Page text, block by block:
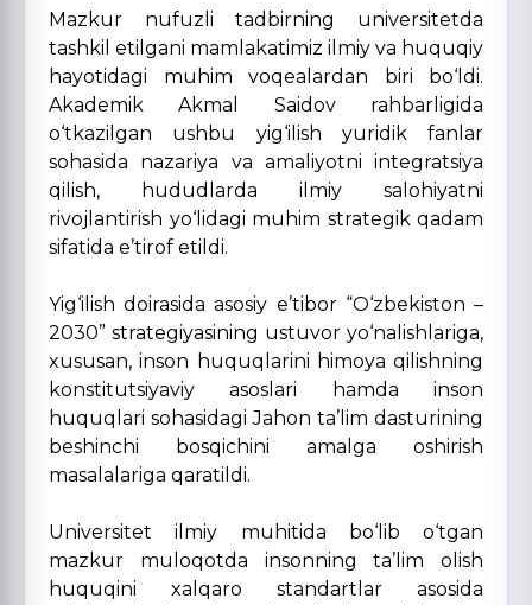
Mazkur nufuzli tadbirning universitetda
tashkil etilgani mamlakatimiz ilmiy va huquqiy
hayotidagi muhim voqealardan biri bo‘ldi.
Akademik Akmal Saidov rahbarligida
o‘tkazilgan ushbu yig‘ilish yuridik fanlar
sohasida nazariya va amaliyotni integratsiya
qilish, hududlarda ilmiy salohiyatni
rivojlantirish yo‘lidagi muhim strategik qadam
sifatida e’tirof etildi.
Yig‘ilish doirasida asosiy e’tibor “O‘zbekiston –
2030” strategiyasining ustuvor yo‘nalishlariga,
xususan, inson huquqlarini himoya qilishning
konstitutsiyaviy asoslari hamda inson
huquqlari sohasidagi Jahon ta’lim dasturining
beshinchi bosqichini amalga oshirish
masalalariga qaratildi.
Universitet ilmiy muhitida bo‘lib o‘tgan
mazkur muloqotda insonning ta’lim olish
huquqini xalqaro standartlar asosida